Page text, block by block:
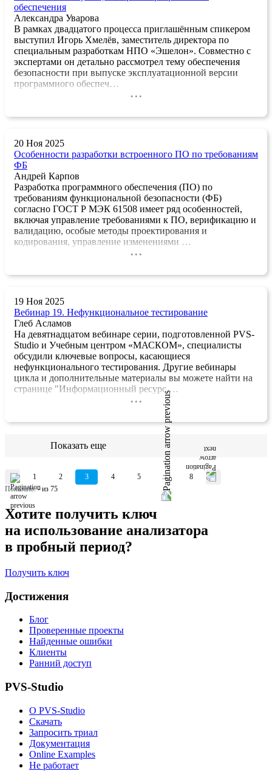
обеспечения
Александра Уварова
В рамках двадцатого процесса приглашённым спикером
выступил Игорь Хмелёв, заместитель директора по
специальным разработкам НПО «Эшелон». Совместно с
экспертами он детально рассмотрел тему обеспечения
безопасности при выпуске эксплуатационной версии
программного обеспеч…
...
20 Ноя 2025
Особенности разработки встроенного ПО по требованиям
ФБ
Андрей Карпов
Разработка программного обеспечения (ПО) по
требованиям функциональной безопасности (ФБ)
согласно ГОСТ Р МЭК 61508 имеет ряд особенностей,
включая управление требованиями к ПО, верификацию и
валидацию, особые методы проектирования и
кодирования, управление изменениями …
...
19 Ноя 2025
Вебинар 19. Нефункциональное тестирование
Глеб Асламов
На девятнадцатом вебинаре серии, подготовленной PVS-
Studio и Учебным центром «МАСКОМ», специалисты
обсудили ключевые вопросы, касающиеся
нефункционального тестирования. Другие вебинары
цикла и дополнительные материалы вы можете найти на
странице "Информационный ресурс …
...
Показать еще
1 2 3 4 5 ...
8
Показано: -из 75
Хотите получить ключ
на использование анализатора
в пробный период?
Получить ключ
Достижения
Блог
Проверенные проекты
Найденные ошибки
Клиенты
Ранний доступ
PVS-Studio
О PVS-Studio
Скачать
Запросить триал
Документация
Online Examples
Не работает